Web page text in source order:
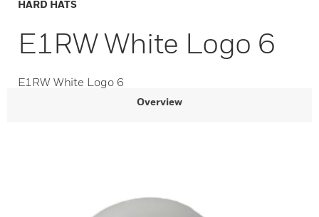
HARD HATS
E1RW White Logo 6
E1RW White Logo 6
Overview